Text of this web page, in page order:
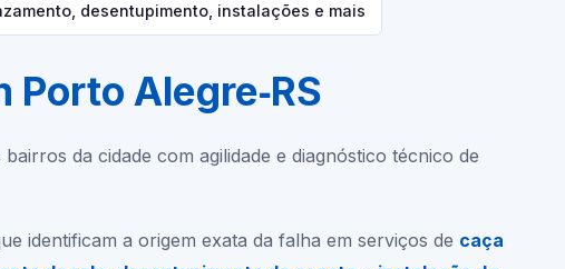
desentupimento, instalações e mais
Alegre‑RS
da cidade com agilidade e diagnóstico técnico de
identificam a origem exata da falha em serviços de caça